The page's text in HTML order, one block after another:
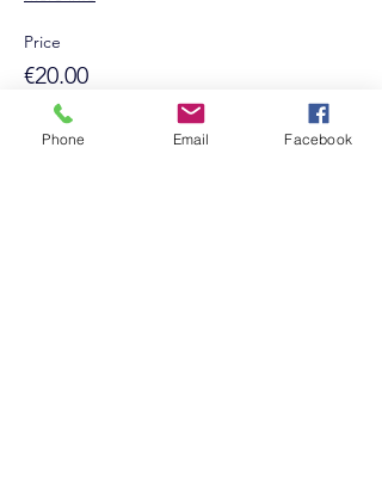
Price
€20.00
+€0.50 ticket service fee
Phone Email Facebook